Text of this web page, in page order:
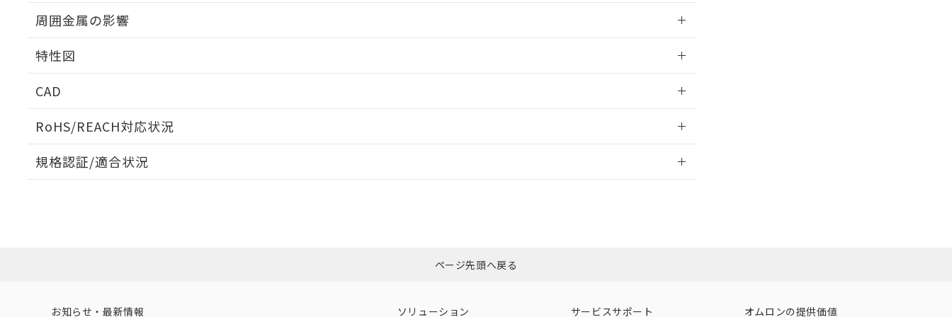
周囲金属の影響
特性図
CAD
RoHS/REACH対応状況
EU RoHS 注意事項・凡例
ダウンロードはこちら
規格認証/適合状況
（イギリス
（ノルウェー
（日本
（アメリカ
ページ先頭へ戻る
お知らせ・最新情報 ソリューション サービスサポート オムロンの提供価値